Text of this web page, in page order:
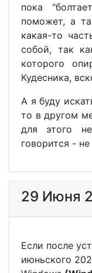
пока
поможет, а
какая-то
собой, так
которого
Кудесника,
А я буду
то в другом
для этого
говорится -
29 Июня
Если после
июньского